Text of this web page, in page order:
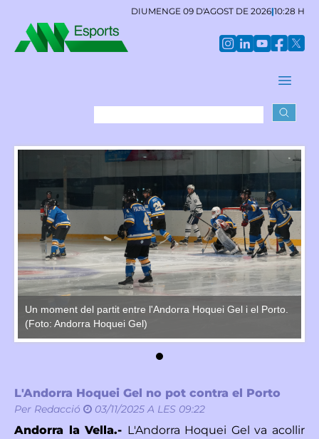
DIUMENGE 09 D'AGOST DE 2026|10:28 H
Un moment del partit entre l'Andorra Hoquei Gel i el Porto.
(Foto: Andorra Hoquei Gel)
L'Andorra Hoquei Gel no pot contra el Porto
Per Redacció 03/11/2025 A LES 09:22
Andorra la Vella.- L'Andorra Hoquei Gel va acollir